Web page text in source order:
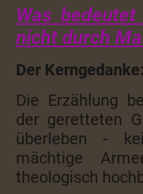
Was
nicht durch
Der Kerngedanke:
Die Erzählung
der geretteten
überleben -
mächtige
theologisch